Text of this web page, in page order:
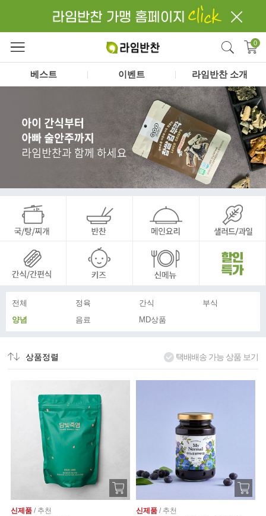
0
베스트 이벤트 라임반찬 소개
전체 정육 간식
부식
양념
음료 MD상품
상품정렬 택배배송 가능 상품 보기
신제품 / 추천 신제품 / 추천